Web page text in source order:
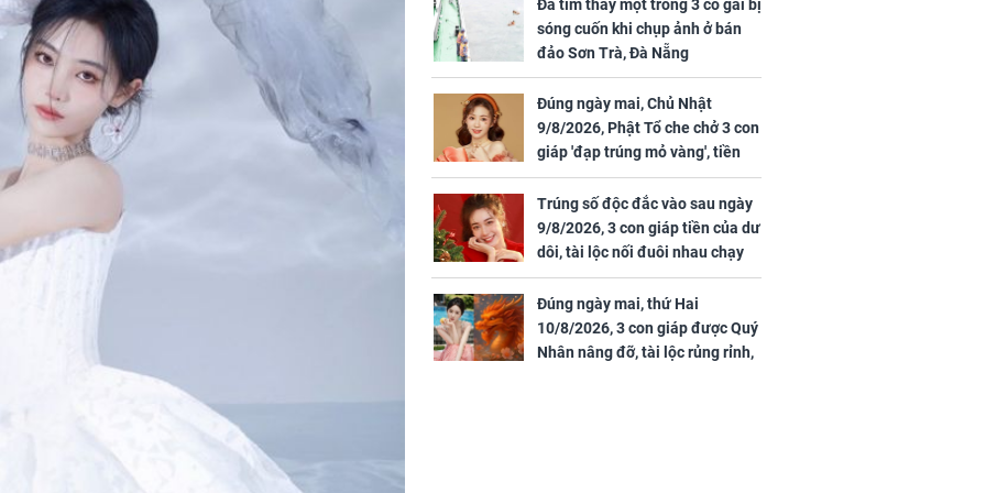
phản hồi tin yêu trai
trẻ kém 36 tuổi
giáp mưa thuận gió
hòa, tiền về như nước,
bạc vàng dư dả, Phú
Quý Vinh Hoa, vận
trình khai sáng
đại thắng phòng vé,
doanh thu vượt 8.600
tỷ đồng
Đã tìm thấy một trong 3 cô gái bị
sóng cuốn khi chụp ảnh ở bán
đảo Sơn Trà, Đà Nẵng
Đúng ngày mai, Chủ Nhật
9/8/2026, Phật Tổ che chở 3 con
giáp 'đạp trúng mỏ vàng', tiền
bạc nhiều như lá sung, sự
nghiệp vượng phát
Trúng số độc đắc vào sau ngày
9/8/2026, 3 con giáp tiền của dư
dôi, tài lộc nối đuôi nhau chạy
vào nhà, sự nghiệp phất lên
trông thấy
Đúng ngày mai, thứ Hai
10/8/2026, 3 con giáp được Quý
Nhân nâng đỡ, tài lộc rủng rỉnh,